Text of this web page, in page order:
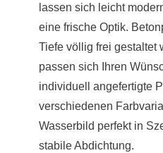
lassen sich leicht
eine frische Optik.
Tiefe völlig frei gestaltet
passen sich Ihren
individuell angefertigte
verschiedenen
Wasserbild perfekt in
stabile Abdichtung.